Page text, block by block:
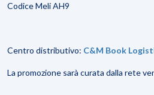
Codice Meli AH9
Centro distributivo: C&M Book
La promozione sarà curata dalla rete